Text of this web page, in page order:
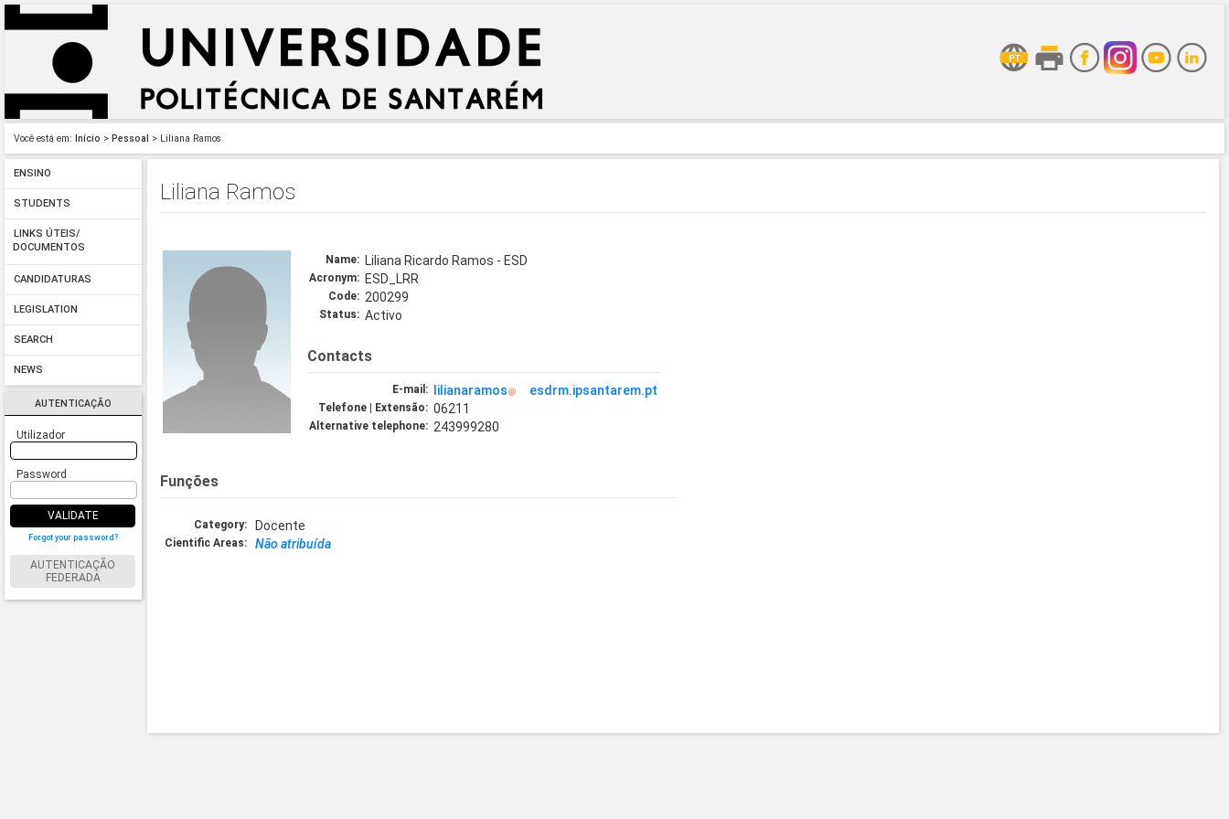
Você está em: Início > Pessoal > Liliana Ramos
ENSINO
STUDENTS
LINKS ÚTEIS/
DOCUMENTOS
CANDIDATURAS
LEGISLATION
SEARCH
NEWS
AUTENTICAÇÃO
Utilizador
Password
VALIDATE
Forgot your password?
AUTENTICAÇÃO
FEDERADA
Liliana Ramos
Name: Liliana Ricardo Ramos - ESD
Acronym: ESD_LRR
Code: 200299
Status: Activo
Contacts
E-mail: lilianaramos esdrm.ipsantarem.pt
Telefone | Extensão: 06211
Alternative telephone: 243999280
Funções
Category: Docente
Cientific Areas: Não atribuída